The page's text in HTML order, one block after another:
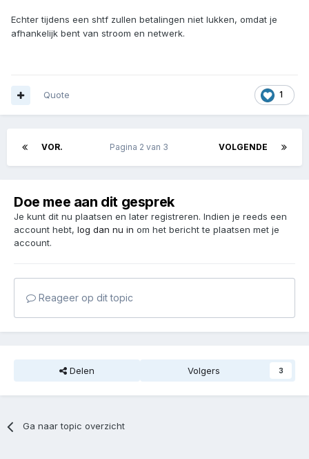
Echter tijdens een shtf zullen betalingen niet lukken, omdat je
afhankelijk bent van stroom en netwerk.
1
Quote
VOR. VOLGENDE
Pagina 2 van 3
Doe mee aan dit gesprek
Je kunt dit nu plaatsen en later registreren. Indien je reeds een
account hebt, log dan nu in om het bericht te plaatsen met je
account.
Reageer op dit topic
Delen Volgers 3
Ga naar topic overzicht